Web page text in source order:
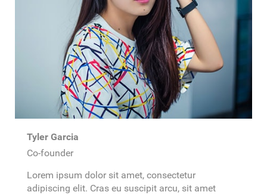
Tyler Garcia
Co-founder
Lorem ipsum dolor sit amet, consectetur
adipiscing elit. Cras eu suscipit arcu, sit amet